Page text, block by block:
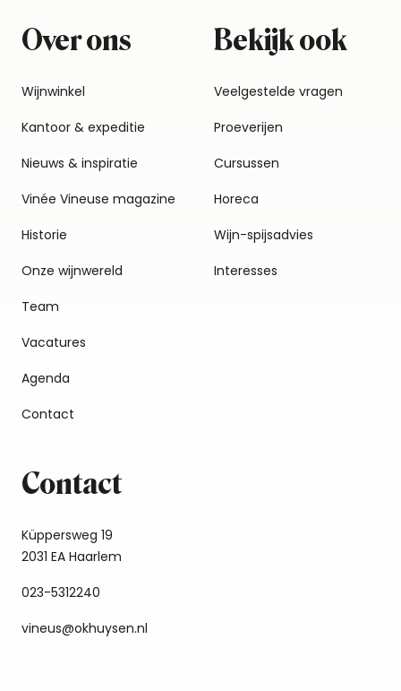
Over ons
Wijnwinkel
Kantoor & expeditie
Nieuws & inspiratie
Vinée Vineuse magazine
Historie
Onze wijnwereld
Team
Vacatures
Agenda
Contact
Bekijk ook
Veelgestelde vragen
Proeverijen
Cursussen
Horeca
Wijn-spijsadvies
Interesses
Contact
Küppersweg 19
2031 EA Haarlem
023-5312240
vineus@okhuysen.nl